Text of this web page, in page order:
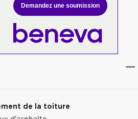
Demandez une soumission
de la toiture